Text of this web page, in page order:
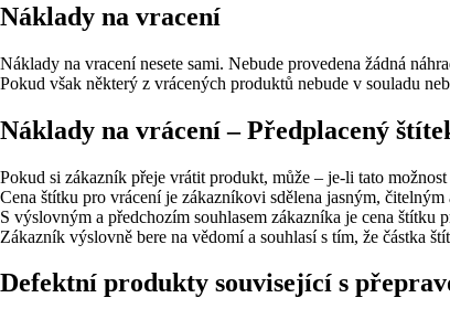
Náklady na vracení
Náklady na vracení nesete sami. Nebude provedena žádná
Pokud však některý z vrácených produktů nebude v souladu
Náklady na vrácení – Předplacený
Pokud si zákazník přeje vrátit produkt, může – je-li tato
Cena štítku pro vrácení je zákazníkovi sdělena jasným,
S výslovným a předchozím souhlasem zákazníka je cena štítku
Zákazník výslovně bere na vědomí a souhlasí s tím, že částka
Defektní produkty související s